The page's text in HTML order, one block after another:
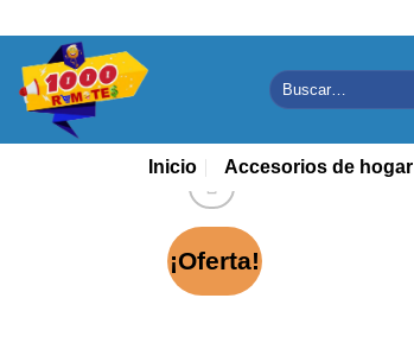
contenido
Buscar
por:
Inicio Accesorios de hogar
¡Oferta!